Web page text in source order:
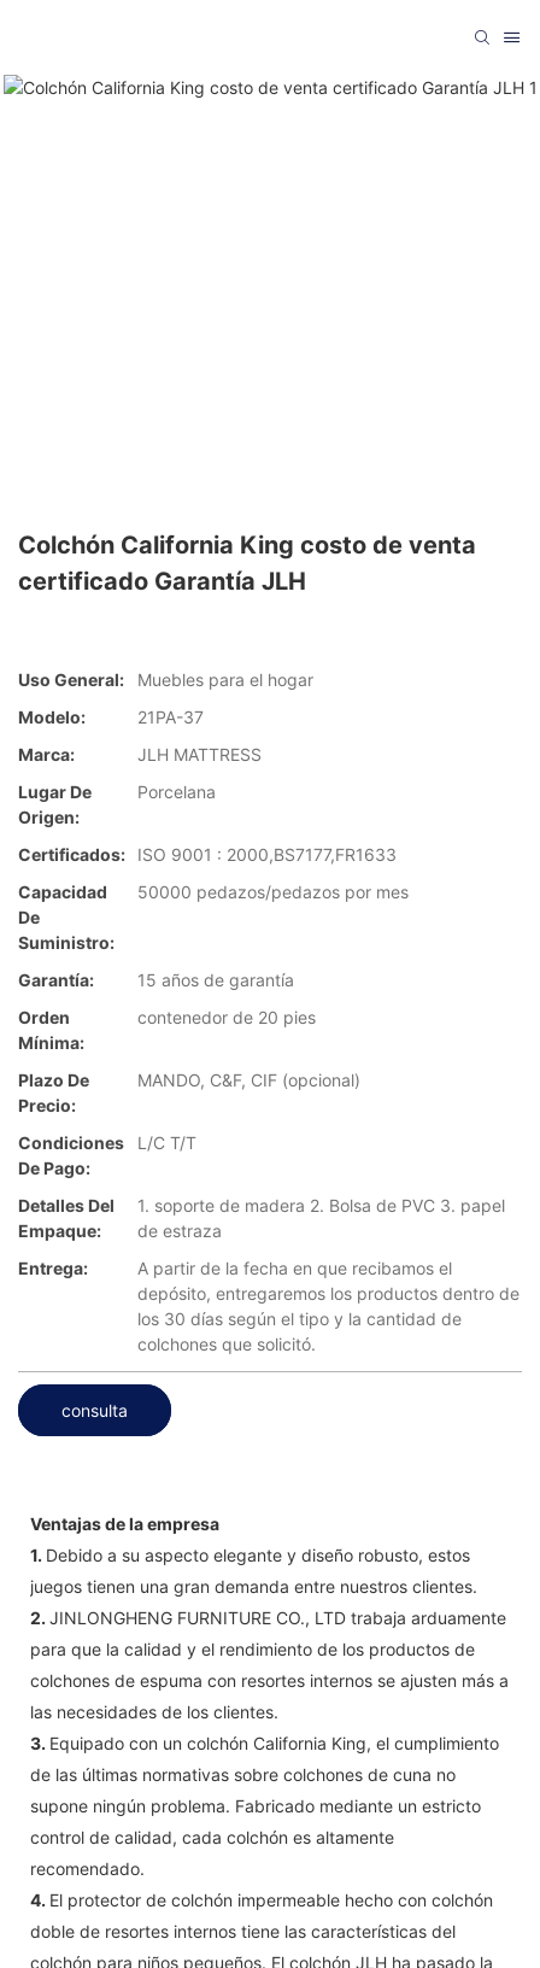
Colchón California King costo de venta
certificado Garantía JLH
Uso General:
Muebles para el hogar
Modelo:
21PA-37
Marca:
JLH MATTRESS
Lugar De
Origen:
Porcelana
Certificados:
ISO 9001 : 2000,BS7177,FR1633
Capacidad
De
Suministro:
50000 pedazos/pedazos por mes
Garantía:
15 años de garantía
Orden
Mínima:
contenedor de 20 pies
Plazo De
Precio:
MANDO, C&F, CIF (opcional)
Condiciones
De Pago:
L/C T/T
Detalles Del
Empaque:
1. soporte de madera 2. Bolsa de PVC 3. papel
de estraza
Entrega:
A partir de la fecha en que recibamos el
depósito, entregaremos los productos dentro de
los 30 días según el tipo y la cantidad de
colchones que solicitó.
consulta
Ventajas de la empresa
1. Debido a su aspecto elegante y diseño robusto, estos
juegos tienen una gran demanda entre nuestros clientes.
2. JINLONGHENG FURNITURE CO., LTD trabaja arduamente
para que la calidad y el rendimiento de los productos de
colchones de espuma con resortes internos se ajusten más a
las necesidades de los clientes.
3. Equipado con un colchón California King, el cumplimiento
de las últimas normativas sobre colchones de cuna no
supone ningún problema. Fabricado mediante un estricto
control de calidad, cada colchón es altamente
recomendado.
4. El protector de colchón impermeable hecho con colchón
doble de resortes internos tiene las características del
colchón para niños pequeños. El colchón JLH ha pasado la